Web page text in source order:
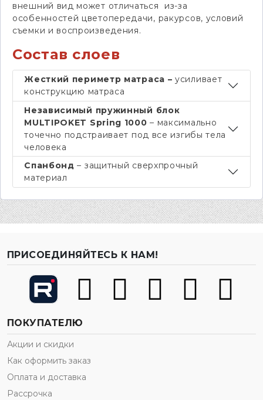
внешний вид может отличаться из-за
особенностей цветопередачи, ракурсов, условий
съемки и воспроизведения.
Состав слоев
Жесткий периметр матраса –усиливает
конструкцию матраса
Независимый пружинный блок
MULTIPOKET Spring 1000 – максимально
точечно подстраивает под все изгибы тела
человека
Спанбонд – защитный сверхпрочный
материал
ПРИСОЕДИНЯЙТЕСЬ К НАМ!
ПОКУПАТЕЛЮ
Акции и скидки
Как оформить заказ
Оплата и доставка
Рассрочка